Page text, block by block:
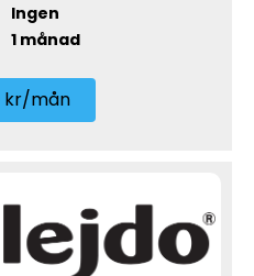
Ingen
1 månad
kr/mån